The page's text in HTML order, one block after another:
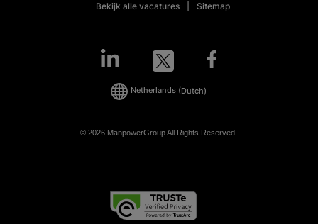
Bekijk alle vacatures
Sitemap
© 2026 ManpowerGroup All Rights Reserved.
Netherlands (Dutch)